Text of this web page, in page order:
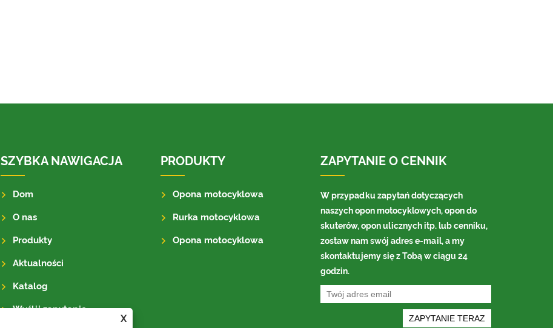
X
SZYBKA NAWIGACJA
Dom
O nas
Produkty
Aktualności
Katalog
Wyślij zapytanie
PRODUKTY
Opona motocyklowa
Rurka motocyklowa
Opona motocyklowa
ZAPYTANIE O CENNIK
W przypadku zapytań dotyczących
naszych opon motocyklowych, opon do
skuterów, opon ulicznych itp. lub cenniku,
zostaw nam swój adres e-mail, a my
skontaktujemy się z Tobą w ciągu 24
godzin.